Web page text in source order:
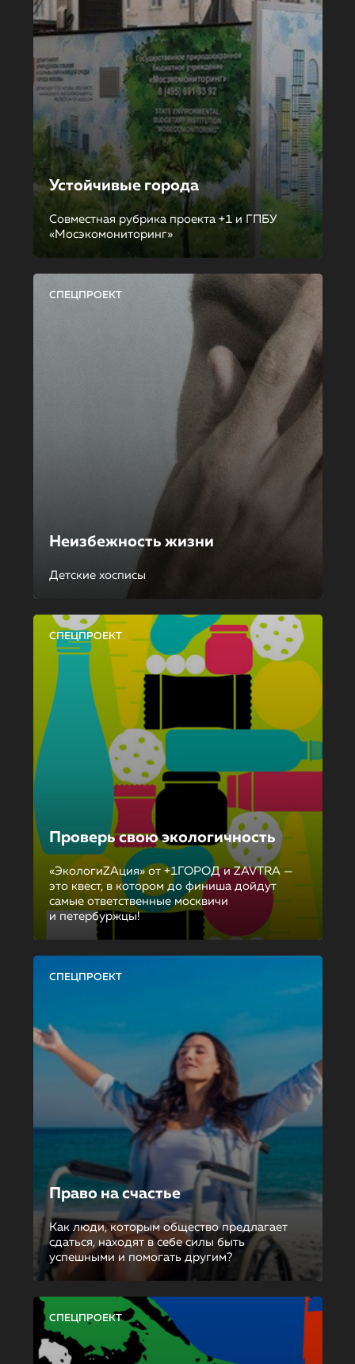
Устойчивые города
Совместная рубрика проекта +1 и ГПБУ
«Мосэкомониторинг»
СПЕЦПРОЕКТ
Неизбежность жизни
Детские хосписы
СПЕЦПРОЕКТ
Проверь свою экологичность
«ЭкологиZAция» от +1ГОРОД и ZAVTRA —
это квест, в котором до финиша дойдут
самые ответственные москвичи
и петербуржцы!
СПЕЦПРОЕКТ
Право на счастье
Как люди, которым общество предлагает
сдаться, находят в себе силы быть
успешными и помогать другим?
СПЕЦПРОЕКТ